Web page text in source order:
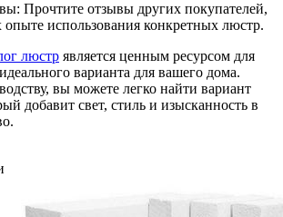
Прочтите отзывы других покупателей,
опыте использования конкретных люстр.
люстр является ценным ресурсом для
варианта для вашего дома.
вы можете легко найти вариант
добавит свет, стиль и изысканность в